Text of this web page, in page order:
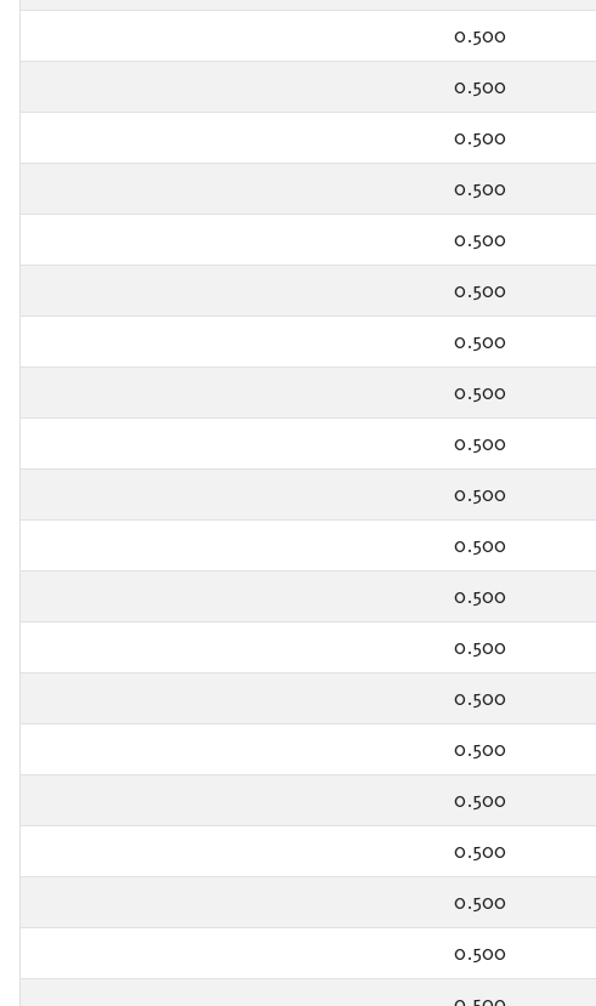
0.500
0.500
0.500
0.500
0.500
0.500
0.500
0.500
0.500
0.500
0.500
0.500
0.500
0.500
0.500
0.500
0.500
0.500
0.500